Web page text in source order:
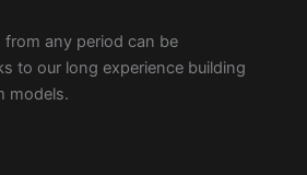
any period can be
to our long experience building
models.